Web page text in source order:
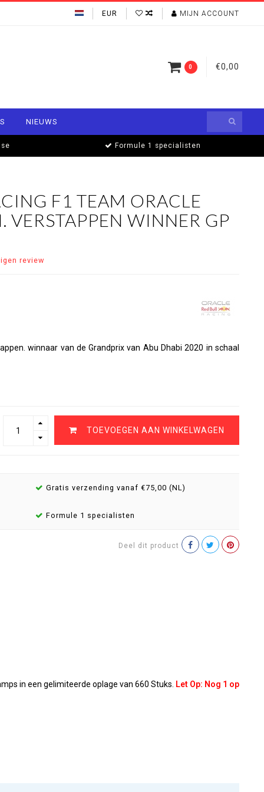
EUR MIJN ACCOUNT
0 €0,00
NIEUWS
Formule 1 specialisten
F1 TEAM ORACLE
VERSTAPPEN WINNER GP
review
winnaar van de Grandprix van Abu Dhabi 2020 in schaal
TOEVOEGEN AAN WINKELWAGEN
Gratis verzending vanaf €75,00 (NL)
Formule 1 specialisten
Deel dit product
in een gelimiteerde oplage van 660 Stuks. Let Op: Nog 1 op